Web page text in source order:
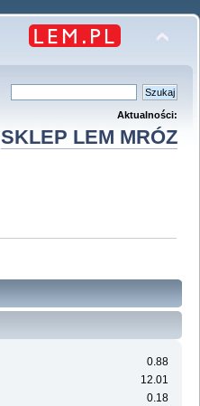
Aktualności:
SKLEP LEM MRÓZ
0.88
12.01
0.18